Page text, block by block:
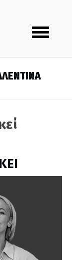
Toggle
navigation